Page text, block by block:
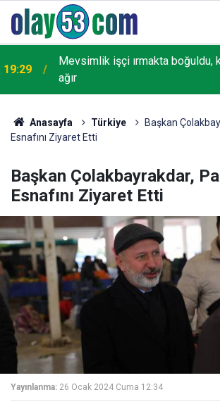
18:22 Rize'de "Yaşayan Miras Şöleni"
Anasayfa Türkiye
Başkan
Esnafını Ziyaret Etti
Başkan Çolakbayrakdar,
Esnafını Ziyaret Etti
Yayınlanma: 26 Ocak 2024 Cuma 12:34